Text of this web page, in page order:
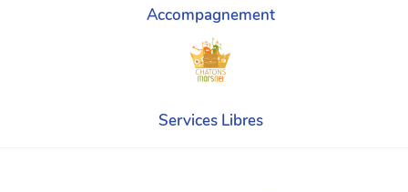
Accompagnement
Services Libres